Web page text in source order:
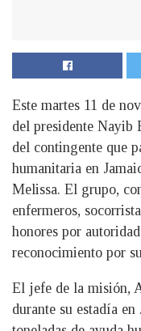
Este martes 11 de
del presidente
del contingente que
humanitaria en
Melissa. El grupo,
enfermeros,
honores por
reconocimiento por
El jefe de la misión,
durante su estadía